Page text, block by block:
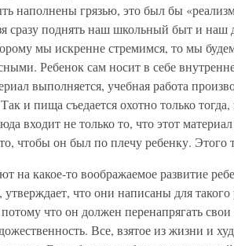
наполнены грязью, это был бы
сразу поднять наш школьный быт и
мы искренне стремимся, то мы
Ребенок сам носит в себе
выполняется, учебная работа
и пища съедается охотно только
входит не только то, что этот
чтобы он был по плечу ребенку. Этого
на какое-то воображаемое развитие
утверждает, что они написаны для
что он должен перенапрягать
Все, взятое из жизни и